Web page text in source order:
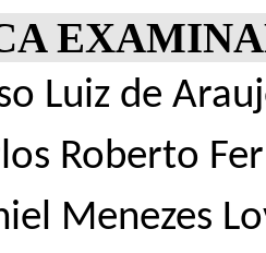
Luiz de
Roberto
Menezes